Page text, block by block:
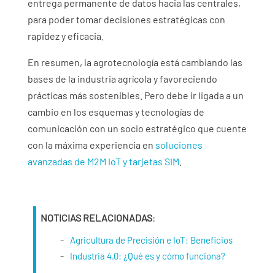
entrega permanente de datos hacia las centrales,
para poder tomar decisiones estratégicas con
rapidez y eficacia.
En resumen, la agrotecnología está cambiando las
bases de la industria agrícola y favoreciendo
prácticas más sostenibles. Pero debe ir ligada a un
cambio en los esquemas y tecnologías de
comunicación con un socio estratégico que cuente
con la máxima experiencia en soluciones
avanzadas de M2M IoT y tarjetas SIM
NOTICIAS RELACIONADAS:
Agricultura de Precisión e IoT: Beneficios
Industria 4.0: ¿Qué es y cómo funciona?